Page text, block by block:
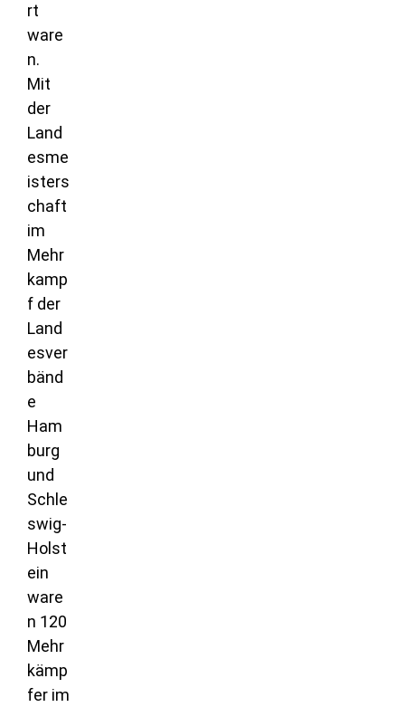
rt
ware
n.
Mit
der
Land
esme
isters
chaft
im
Mehr
kamp
f der
Land
esver
bänd
e
Ham
burg
und
Schle
swig-
Holst
ein
ware
n 120
Mehr
kämp
fer im